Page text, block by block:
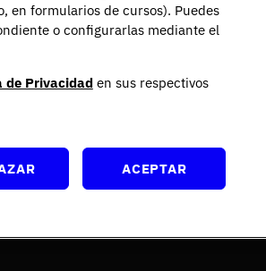
en formularios de cursos). Puedes
o configurarlas mediante el
de Privacidad en sus respectivos
ACEPTAR